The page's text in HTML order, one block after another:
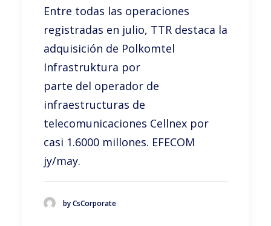
Entre todas las operaciones
registradas en julio, TTR destaca la
adquisición de Polkomtel
Infrastruktura por
parte del operador de
infraestructuras de
telecomunicaciones Cellnex por
casi 1.6000 millones. EFECOM
jy/may.
by CsCorporate